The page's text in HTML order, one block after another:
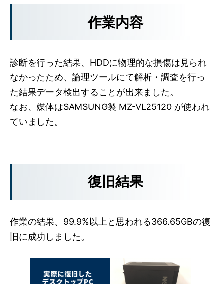
作業内容
診断を行った結果、HDDに物理的な損傷は見られ
なかったため、論理ツールにて解析・調査を行っ
た結果データ検出することが出来ました。
なお、媒体はSAMSUNG製 MZ-VL25120 が使われ
ていました。
復旧結果
作業の結果、99.9%以上と思われる366.65GBの復
旧に成功しました。